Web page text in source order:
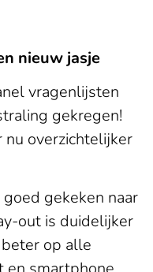
nieuw jasje
vragenlijsten
gekregen!
nu overzichtelijker
gekeken naar
out is duidelijker
op alle